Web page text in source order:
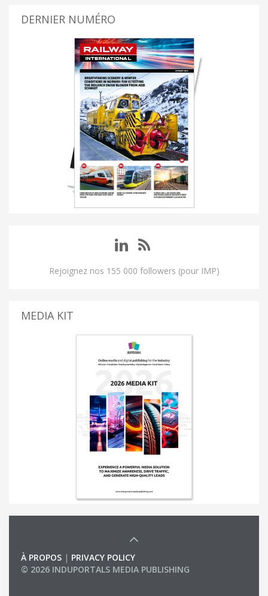
DERNIER NUMÉRO
Rejoignez nos 155 000 followers (pour IMP)
MEDIA KIT
À PROPOS | PRIVACY POLICY
© 2026 INDUPORTALS MEDIA PUBLISHING